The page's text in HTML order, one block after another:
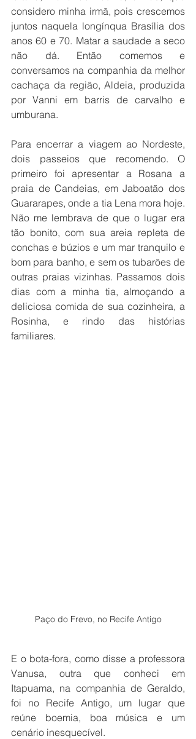
considero minha irmã, pois crescemos
juntos naquela longínqua Brasília dos
anos 60 e 70. Matar a saudade a seco
não dá. Então comemos e
conversamos na companhia da melhor
cachaça da região, Aldeia, produzida
por Vanni em barris de carvalho e
umburana.
Para encerrar a viagem ao Nordeste,
dois passeios que recomendo. O
primeiro foi apresentar a Rosana a
praia de Candeias, em Jaboatão dos
Guararapes, onde a tia Lena mora hoje.
Não me lembrava de que o lugar era
tão bonito, com sua areia repleta de
conchas e búzios e um mar tranquilo e
bom para banho, e sem os tubarões de
outras praias vizinhas. Passamos dois
dias com a minha tia, almoçando a
deliciosa comida de sua cozinheira, a
Rosinha, e rindo das histórias
familiares.
Paço do Frevo, no Recife Antigo
E o bota-fora, como disse a professora
Vanusa, outra que conheci em
Itapuama, na companhia de Geraldo,
foi no Recife Antigo, um lugar que
reúne boemia, boa música e um
cenário inesquecível.